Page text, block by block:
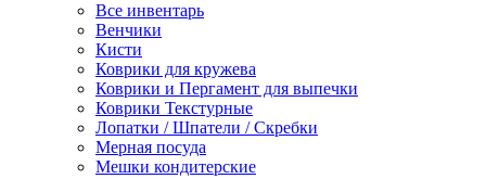
Все инвентарь
Венчики
Кисти
Коврики для кружева
Коврики и Пергамент для выпечки
Коврики Текстурные
Лопатки / Шпатели / Скребки
Мерная посуда
Мешки кондитерские